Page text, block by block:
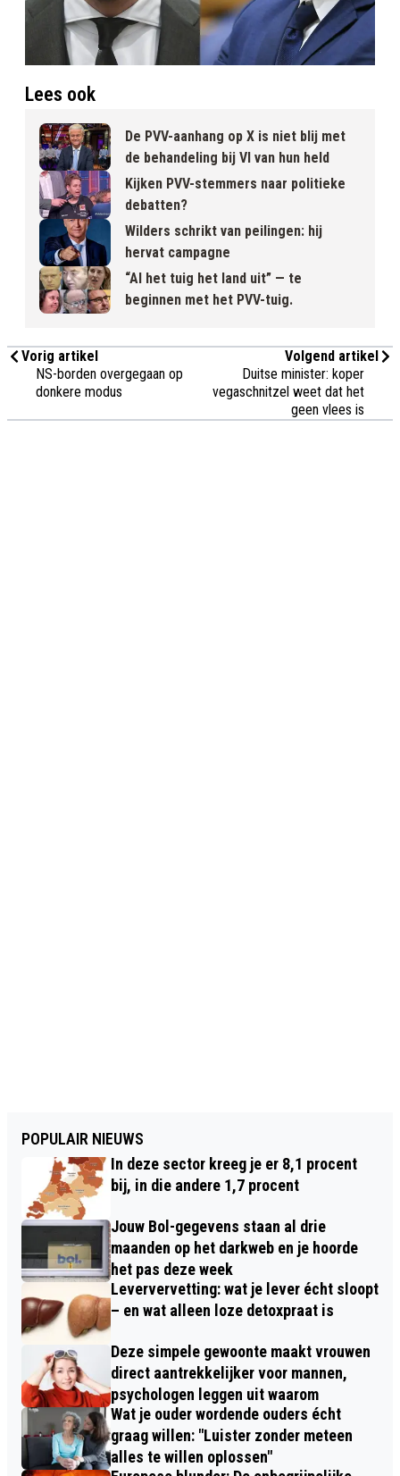
Lees ook
De PVV-aanhang op X is niet blij met
de behandeling bij VI van hun held
Kijken PVV-stemmers naar politieke
debatten?
Wilders schrikt van peilingen: hij
hervat campagne
“Al het tuig het land uit” — te
beginnen met het PVV-tuig.
Vorig artikel
NS-borden overgegaan op
donkere modus
Volgend artikel
Duitse minister: koper
vegaschnitzel weet dat het
geen vlees is
POPULAIR NIEUWS
In deze sector kreeg je er 8,1 procent
bij, in die andere 1,7 procent
Jouw Bol-gegevens staan al drie
maanden op het darkweb en je hoorde
het pas deze week
Leververvetting: wat je lever écht sloopt
– en wat alleen loze detoxpraat is
Deze simpele gewoonte maakt vrouwen
direct aantrekkelijker voor mannen,
psychologen leggen uit waarom
Wat je ouder wordende ouders écht
graag willen: "Luister zonder meteen
alles te willen oplossen"